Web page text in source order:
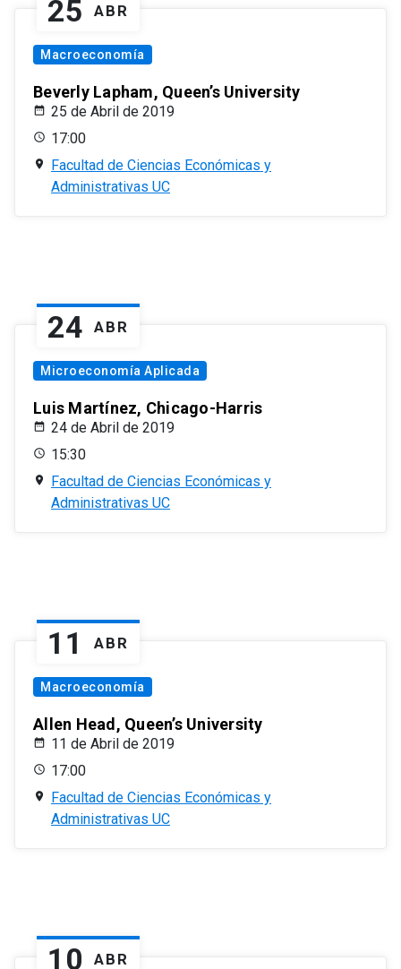
25 ABR
Macroeconomía
Beverly Lapham, Queen’s University
25 de Abril de 2019
17:00
Facultad de Ciencias Económicas y
Administrativas UC
24 ABR
Microeconomía Aplicada
Luis Martínez, Chicago-Harris
24 de Abril de 2019
15:30
Facultad de Ciencias Económicas y
Administrativas UC
11 ABR
Macroeconomía
Allen Head, Queen’s University
11 de Abril de 2019
17:00
Facultad de Ciencias Económicas y
Administrativas UC
10 ABR